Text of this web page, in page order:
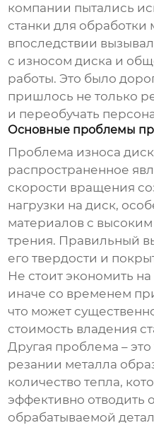
компании пытались
станки для обработки
впоследствии
с износом диска и
работы. Это было
пришлось не только
и переобучать
Основные проблемы
Проблема износа
распространенное
скорости вращения
нагрузки на диск,
материалов с
трения. Правильный
его твердости и
Не стоит экономить
иначе со временем
что может
стоимость владения
Другая проблема –
резании металла
количество тепла,
эффективно отводить
обрабатываемой